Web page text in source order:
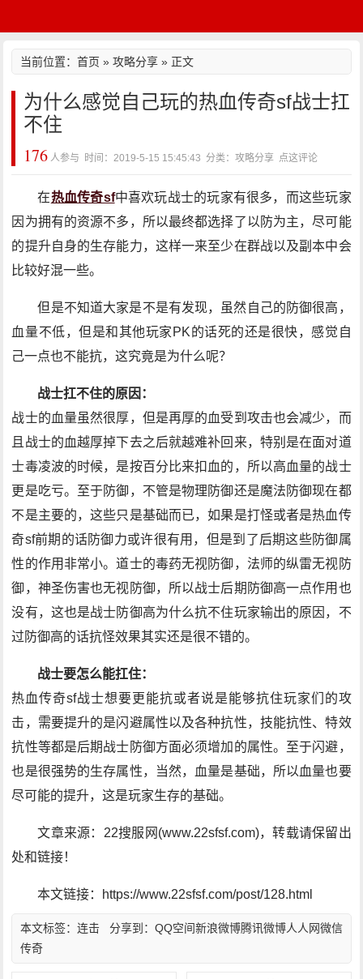
当前位置：首页 »攻略分享 » 正文
为什么感觉自己玩的热血传奇sf战士扛
不住
176 人参与 时间：2019-5-15 15:45:43 分类：攻略分享 点这评论
在热血传奇sf中喜欢玩战士的玩家有很多，而这些玩家
因为拥有的资源不多，所以最终都选择了以防为主，尽可能
的提升自身的生存能力，这样一来至少在群战以及副本中会
比较好混一些。
但是不知道大家是不是有发现，虽然自己的防御很高，
血量不低，但是和其他玩家PK的话死的还是很快，感觉自
己一点也不能抗，这究竟是为什么呢？
战士扛不住的原因：
战士的血量虽然很厚，但是再厚的血受到攻击也会减少，而
且战士的血越厚掉下去之后就越难补回来，特别是在面对道
士毒凌波的时候，是按百分比来扣血的，所以高血量的战士
更是吃亏。至于防御，不管是物理防御还是魔法防御现在都
不是主要的，这些只是基础而已，如果是打怪或者是热血传
奇sf前期的话防御力或许很有用，但是到了后期这些防御属
性的作用非常小。道士的毒药无视防御，法师的纵雷无视防
御，神圣伤害也无视防御，所以战士后期防御高一点作用也
没有，这也是战士防御高为什么抗不住玩家输出的原因，不
过防御高的话抗怪效果其实还是很不错的。
战士要怎么能扛住：
热血传奇sf战士想要更能抗或者说是能够抗住玩家们的攻
击，需要提升的是闪避属性以及各种抗性，技能抗性、特效
抗性等都是后期战士防御方面必须增加的属性。至于闪避，
也是很强势的生存属性，当然，血量是基础，所以血量也要
尽可能的提升，这是玩家生存的基础。
文章来源：22搜服网(www.22sfsf.com)，转载请保留出
处和链接！
本文链接：https://www.22sfsf.com/post/128.html
分享到： QQ空间新浪微博腾讯微博人人网微信
本文标签：连击
传奇